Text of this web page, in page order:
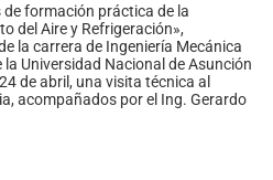
formación práctica de la
del Aire y Refrigeración»,
la carrera de Ingeniería Mecánica
Universidad Nacional de Asunción
de abril, una visita técnica al
acompañados por el Ing. Gerardo